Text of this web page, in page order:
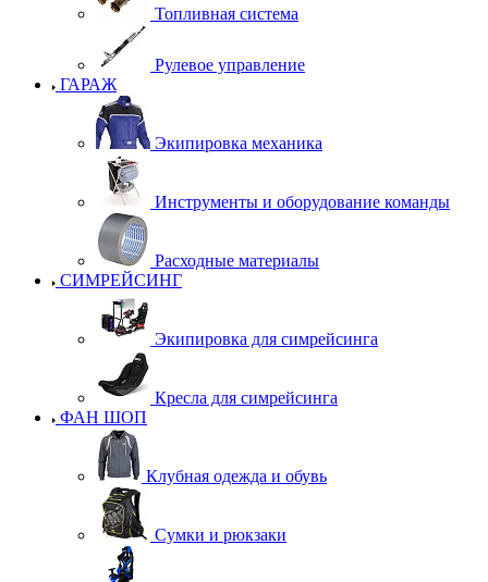
Топливная система
Рулевое управление
ГАРАЖ
Экипировка механика
Инструменты и оборудование команды
Расходные материалы
СИМРЕЙСИНГ
Экипировка для симрейсинга
Кресла для симрейсинга
ФАН ШОП
Клубная одежда и обувь
Сумки и рюкзаки